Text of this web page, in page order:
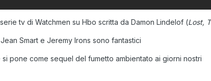
tv di Watchmen su Hbo scritta da Damon Lindelof (Lost,
Smart e Jeremy Irons sono fantastici
si pone come sequel del fumetto ambientato ai giorni nostri